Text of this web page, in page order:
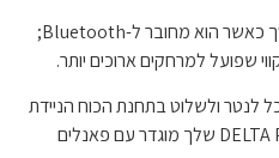
שתי דרכים להתחבר: הזז את המסך כאשר הוא מחובר ל-Bluetooth;
שפועל למרחקים ארוכים יותר.
לנטר ולשלוט בתחנת הכוח הניידת
שלך מרחוק. אידיאלי כאשר ה-DELTA Pro שלך מוגדר עם פאנלים